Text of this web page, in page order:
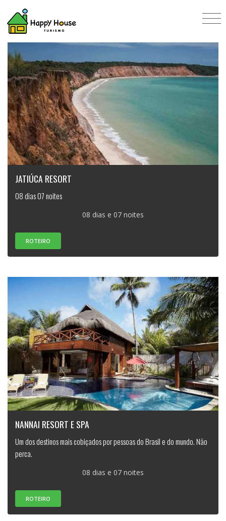
Férias de janeiro
JATIÚCA RESORT
08 dias 07 noites
08 dias e 07 noites
ROTEIRO
NANNAI RESORT E SPA
Um dos destinos mais cobiçados por pessoas do Brasil e do mundo. Não
perca.
08 dias e 07 noites
ROTEIRO